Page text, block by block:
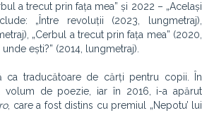
a trecut prin fața mea” și 2022 – „Același
„Între revoluții (2023, lungmetraj),
„Cerbul a trecut prin fața mea” (2020,
ești?” (2014, lungmetraj).
ca traducătoare de cărți pentru copii. În
de poezie, iar în 2016, i-a apărut
, care a fost distins cu premiul „Nepotu’ lui